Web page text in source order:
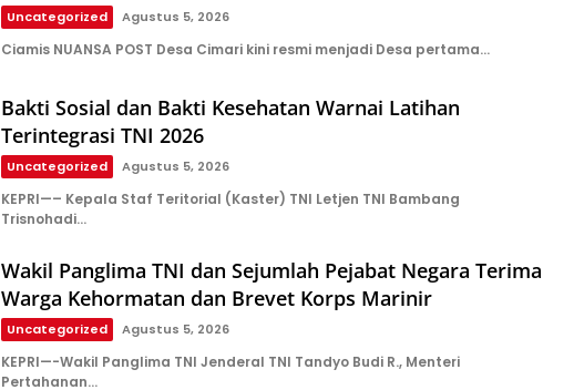
Uncategorized Agustus 5, 2026
Ciamis NUANSA POST Desa Cimari kini resmi menjadi Desa pertama…
Bakti Sosial dan Bakti Kesehatan Warnai Latihan
Terintegrasi TNI 2026
Uncategorized Agustus 5, 2026
KEPRI—– Kepala Staf Teritorial (Kaster) TNI Letjen TNI Bambang
Trisnohadi…
Wakil Panglima TNI dan Sejumlah Pejabat Negara Terima
Warga Kehormatan dan Brevet Korps Marinir
Uncategorized Agustus 5, 2026
KEPRI—-Wakil Panglima TNI Jenderal TNI Tandyo Budi R., Menteri
Pertahanan…